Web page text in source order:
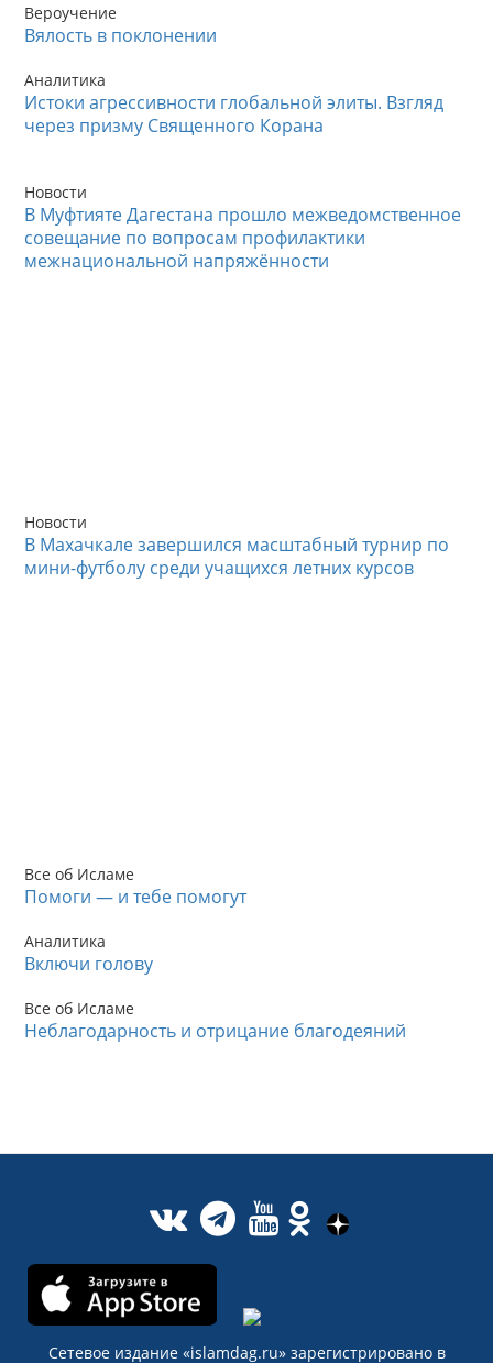
Вероучение
Вялость в поклонении
Аналитика
Истоки агрессивности глобальной элиты. Взгляд
через призму Священного Корана
Новости
В Муфтияте Дагестана прошло межведомственное
совещание по вопросам профилактики
межнациональной напряжённости
Новости
В Махачкале завершился масштабный турнир по
мини-футболу среди учащихся летних курсов
Все об Исламе
Помоги — и тебе помогут
Аналитика
Включи голову
Все об Исламе
Неблагодарность и отрицание благодеяний
Сетевое издание «islamdag.ru» зарегистрировано в